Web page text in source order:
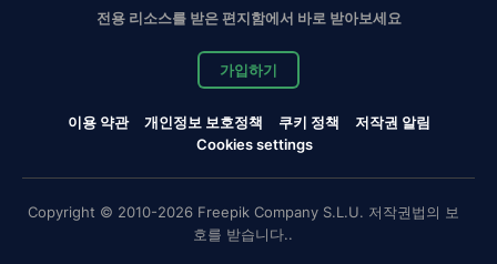
전용 리소스를 받은 편지함에서 바로 받아보세요
가입하기
이용 약관 개인정보 보호정책 쿠키 정책
저작권 알림
Cookies settings
Copyright © 2010-2026 Freepik Company S.L.U. 저작권법의 보
호를 받습니다..